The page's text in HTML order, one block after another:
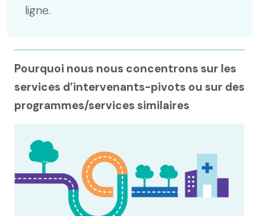
ligne.
Pourquoi nous nous concentrons sur les
services d’intervenants-pivots ou sur des
programmes/services similaires